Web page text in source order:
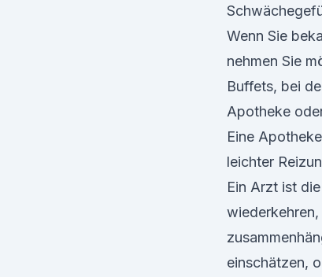
Wenn Sie
nehmen Sie
Buffets, bei
Apotheke
Eine
leichter
Ein Arzt ist
einschätzen,